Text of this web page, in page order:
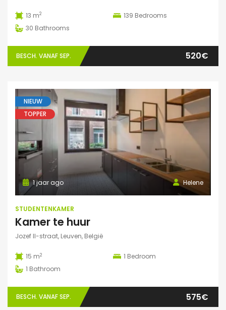
13 m2 139 Bedrooms
30 Bathrooms
BESCH. VANAF SEP. 520€
NIEUW
TOPPER
Helene
1 jaar ago
STUDENTENKAMER
Kamer te huur
Jozef II-straat, Leuven, België
15 m2 1 Bedroom
1 Bathroom
BESCH. VANAF SEP. 575€